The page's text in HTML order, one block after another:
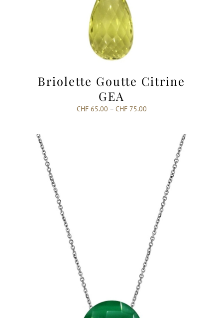
Briolette Goutte Citrine
GEA
CHF65.00 – CHF75.00